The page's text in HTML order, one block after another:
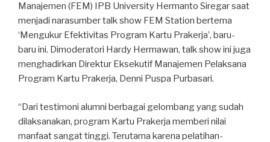
Manajemen (FEM) IPB University Hermanto Siregar saat
menjadi narasumber talk show FEM Station bertema
‘Mengukur Efektivitas Program Kartu Prakerja’, baru-
baru ini. Dimoderatori Hardy Hermawan, talk show ini juga
menghadirkan Direktur Eksekutif Manajemen Pelaksana
Program Kartu Prakerja, Denni Puspa Purbasari.
“Dari testimoni alumni berbagai gelombang yang sudah
dilaksanakan, program Kartu Prakerja memberi nilai
manfaat sangat tinggi. Terutama karena pelatihan-